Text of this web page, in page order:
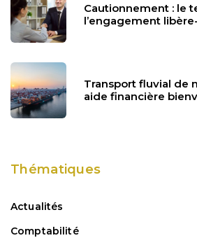
Cautionnement : le
l’engagement
Transport fluvial de
aide financière
Thématiques
Actualités
Comptabilité